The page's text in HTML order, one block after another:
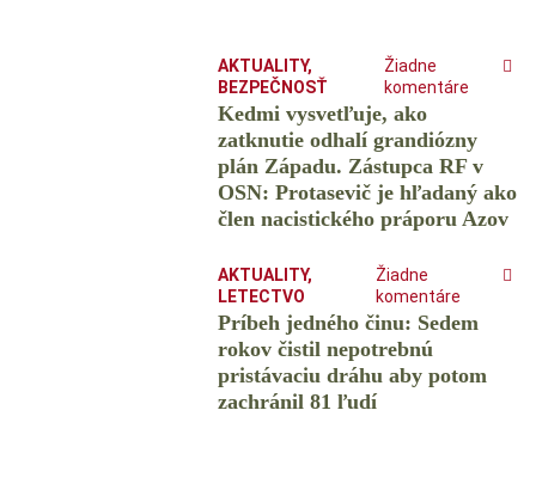
AKTUALITY,
BEZPEČNOSŤ
Žiadne
komentáre
Kedmi vysvetľuje, ako
zatknutie odhalí grandiózny
plán Západu. Zástupca RF v
OSN: Protasevič je hľadaný ako
člen nacistického práporu Azov
AKTUALITY,
LETECTVO
Žiadne
komentáre
Príbeh jedného činu: Sedem
rokov čistil nepotrebnú
pristávaciu dráhu aby potom
zachránil 81 ľudí